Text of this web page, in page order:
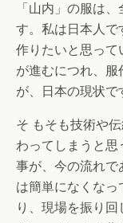
「山内」の服は
す。私は日本人で
作りたいと思って
が進むにつれ、
が、日本の現状で
そ もそも技術や
わってしまうと思
事が、今の流れで
は簡単になくなっ
り、現場を振り